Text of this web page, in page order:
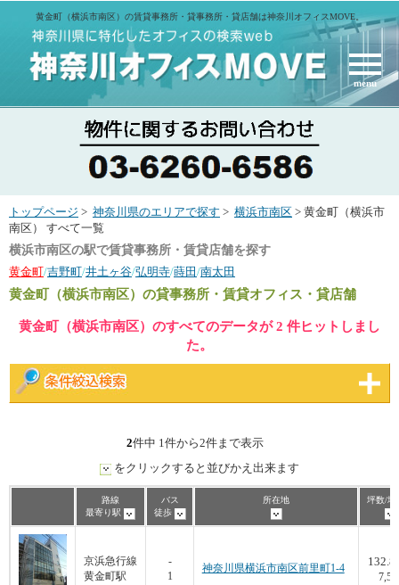
黄金町（横浜市南区）の賃貸事務所・貸事務所・貸店舗は神奈川オフィスMOVE。
menu
トップページ > 神奈川県のエリアで探す > 横浜市南区 > 黄金町（横浜市
南区） すべて一覧
横浜市南区の駅で賃貸事務所・賃貸店舗を探す
黄金町 /吉野町 /井土ヶ谷/弘明寺/蒔田 /南太田
黄金町（横浜市南区） の貸事務所・賃貸オフィス・貸店舗
黄金町（横浜市南区）のすべてのデータが 2 件ヒットしまし
た。
2件中 1件から2件まで表示
をクリックすると並びかえ出来ます
路線
最寄り駅
バス
徒歩
所在地 坪数/坪
京浜急行線
黄金町駅
-
1
神奈川県横浜市南区前里町1-4